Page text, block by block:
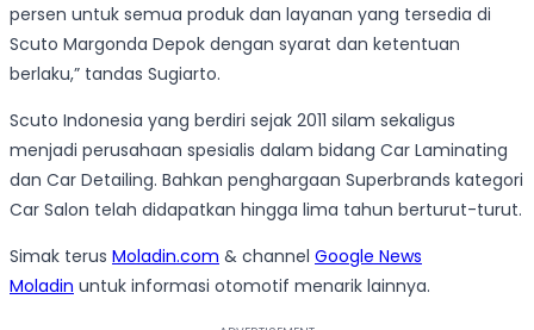
persen untuk semua produk dan layanan yang tersedia di
Scuto Margonda Depok dengan syarat dan ketentuan
berlaku,” tandas Sugiarto.
Scuto Indonesia yang berdiri sejak 2011 silam sekaligus
menjadi perusahaan spesialis dalam bidang Car Laminating
dan Car Detailing. Bahkan penghargaan Superbrands kategori
Car Salon telah didapatkan hingga lima tahun berturut-turut.
Simak terus Moladin.com & channel Google News
Moladin untuk informasi otomotif menarik lainnya.